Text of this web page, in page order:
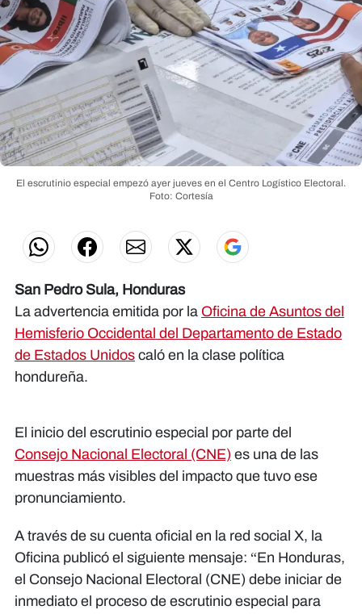
El escrutinio especial empezó ayer jueves en el Centro Logístico Electoral.
Foto: Cortesía
San Pedro Sula, Honduras
La advertencia emitida por la Oficina de Asuntos del
Hemisferio Occidental del Departamento de Estado
de Estados Unidos caló en la clase política
hondureña.
El inicio del escrutinio especial por parte del
Consejo Nacional Electoral (CNE) es una de las
muestras más visibles del impacto que tuvo ese
pronunciamiento.
A través de su cuenta oficial en la red social X, la
Oficina publicó el siguiente mensaje: “En Honduras,
el Consejo Nacional Electoral (CNE) debe iniciar de
inmediato el proceso de escrutinio especial para